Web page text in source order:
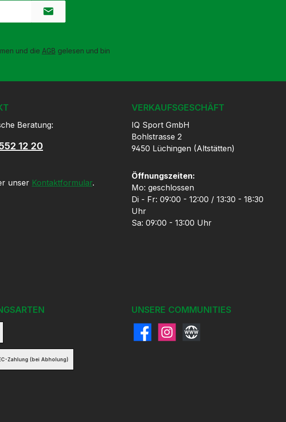
und die AGB gelesen und bin
Beratung:
12 20
unser Kontaktformular.
VERKAUFSGESCHÄFT
IQ Sport GmbH
Bohlstrasse 2
9450 Lüchingen (Altstätten)
Öffnungszeiten:
Mo: geschlossen
Di - Fr: 09:00 - 12:00 / 13:30 - 18:30
Uhr
Sa: 09:00 - 13:00 Uhr
Zahlung (bei Abholung)
UNSERE COMMUNITIES
FacebookInstagramWebsite